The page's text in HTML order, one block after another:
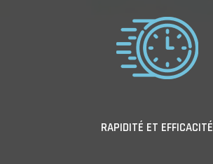
RAPIDITÉ ET EFFICACITÉ